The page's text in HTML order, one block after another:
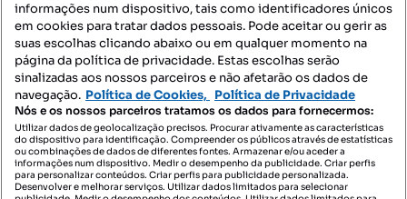
Mapa do Site
Contacte-nos
SIGA-NOS:
informações num dispositivo, tais como identificadores únicos
em cookies para tratar dados pessoais. Pode aceitar ou gerir as
suas escolhas clicando abaixo ou em qualquer momento na
página da política de privacidade. Estas escolhas serão
sinalizadas aos nossos parceiros e não afetarão os dados de
navegação. Política de Cookies, Política de Privacidade
Nós e os nossos parceiros tratamos os dados para fornecermos:
Utilizar dados de geolocalização precisos. Procurar ativamente as características
do dispositivo para identificação. Compreender os públicos através de estatísticas
ou combinações de dados de diferentes fontes. Armazenar e/ou aceder a
informações num dispositivo. Medir o desempenho da publicidade. Criar perfis
para personalizar conteúdos. Criar perfis para publicidade personalizada.
Desenvolver e melhorar serviços. Utilizar dados limitados para selecionar